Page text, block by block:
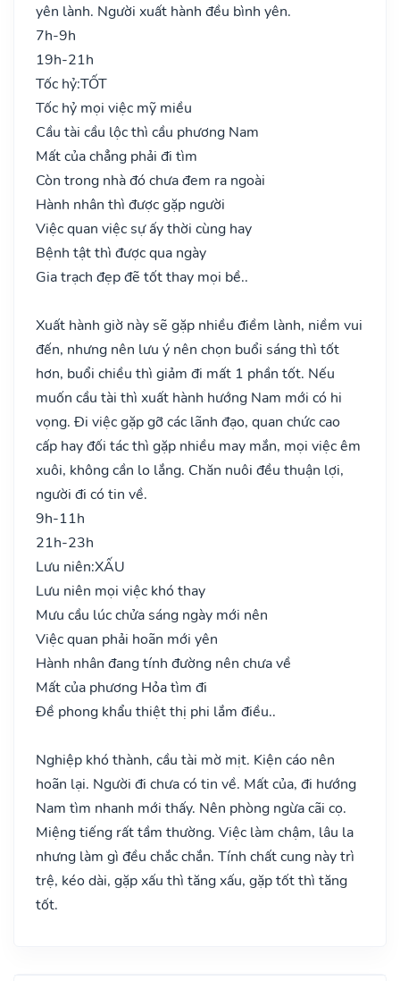
yên lành. Người xuất hành đều bình yên.
7h-9h
19h-21h
Tốc hỷ:TỐT
Tốc hỷ mọi việc mỹ miều
Cầu tài cầu lộc thì cầu phương Nam
Mất của chẳng phải đi tìm
Còn trong nhà đó chưa đem ra ngoài
Hành nhân thì được gặp người
Việc quan việc sự ấy thời cùng hay
Bệnh tật thì được qua ngày
Gia trạch đẹp đẽ tốt thay mọi bề..
Xuất hành giờ này sẽ gặp nhiều điềm lành, niềm vui
đến, nhưng nên lưu ý nên chọn buổi sáng thì tốt
hơn, buổi chiều thì giảm đi mất 1 phần tốt. Nếu
muốn cầu tài thì xuất hành hướng Nam mới có hi
vọng. Đi việc gặp gỡ các lãnh đạo, quan chức cao
cấp hay đối tác thì gặp nhiều may mắn, mọi việc êm
xuôi, không cần lo lắng. Chăn nuôi đều thuận lợi,
người đi có tin về.
9h-11h
21h-23h
Lưu niên:XẤU
Lưu niên mọi việc khó thay
Mưu cầu lúc chửa sáng ngày mới nên
Việc quan phải hoãn mới yên
Hành nhân đang tính đường nên chưa về
Mất của phương Hỏa tìm đi
Đề phong khẩu thiệt thị phi lắm điều..
Nghiệp khó thành, cầu tài mờ mịt. Kiện cáo nên
hoãn lại. Người đi chưa có tin về. Mất của, đi hướng
Nam tìm nhanh mới thấy. Nên phòng ngừa cãi cọ.
Miệng tiếng rất tầm thường. Việc làm chậm, lâu la
nhưng làm gì đều chắc chắn. Tính chất cung này trì
trệ, kéo dài, gặp xấu thì tăng xấu, gặp tốt thì tăng
tốt.